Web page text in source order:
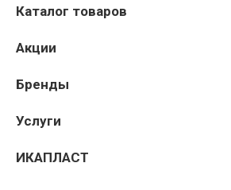
Каталог товаров
Акции
Бренды
Услуги
ИКАПЛАСТ